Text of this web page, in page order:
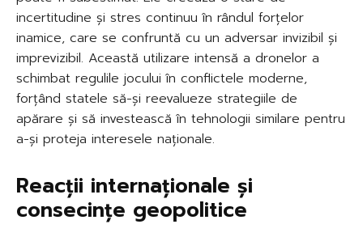
incertitudine și stres continuu în rândul forțelor
inamice, care se confruntă cu un adversar invizibil și
imprevizibil. Această utilizare intensă a dronelor a
schimbat regulile jocului în conflictele moderne,
forțând statele să-și reevalueze strategiile de
apărare și să investească în tehnologii similare pentru
a-și proteja interesele naționale.
Reacții internaționale și
consecințe geopolitice